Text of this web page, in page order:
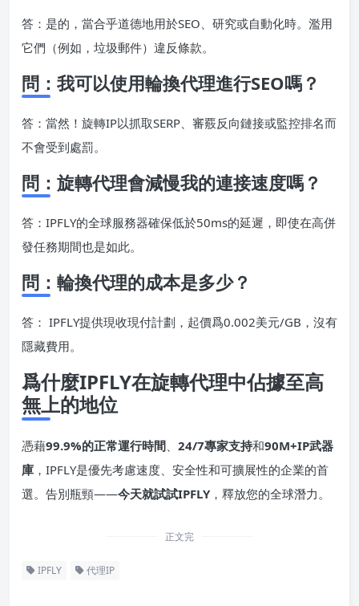
答：是的，當合乎道德地用於SEO、研究或自動化時。濫用
它們（例如，垃圾郵件）違反條款。
問：我可以使用輪換代理進行SEO嗎？
答：當然！旋轉IP以抓取SERP、審覈反向鏈接或監控排名而
不會受到處罰。
問：旋轉代理會減慢我的連接速度嗎？
答：IPFLY的全球服務器確保低於50ms的延遲，即使在高併
發任務期間也是如此。
問：輪換代理的成本是多少？
答： IPFLY提供現收現付計劃，起價爲0.002美元/GB，沒有
隱藏費用。
爲什麼IPFLY在旋轉代理中佔據至高
無上的地位
憑藉99.9%的正常運行時間 24/7專家支持和90M+IP武器
庫 ，IPFLY是優先考慮速度、安全性和可擴展性的企業的首
選。告別瓶頸——今天就試試IPFLY ，釋放您的全球潛力。
正文完
IPFLY 代理IP